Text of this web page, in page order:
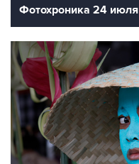
Фотохроника 24 июля